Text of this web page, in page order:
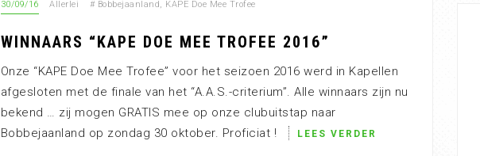
30/09/16 Allerlei # Bobbejaanland, KAPE Doe Mee Trofee
WINNAARS “KAPE DOE MEE TROFEE 2016”
Onze “KAPE Doe Mee Trofee” voor het seizoen 2016 werd in Kapellen
afgesloten met de finale van het “A.A.S.-criterium”. Alle winnaars zijn nu
bekend … zij mogen GRATIS mee op onze clubuitstap naar
Bobbejaanland op zondag 30 oktober. Proficiat !
LEES VERDER